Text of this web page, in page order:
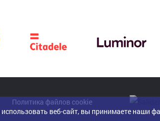
Политика файлов cookie
веб-сайт, вы принимаете наши